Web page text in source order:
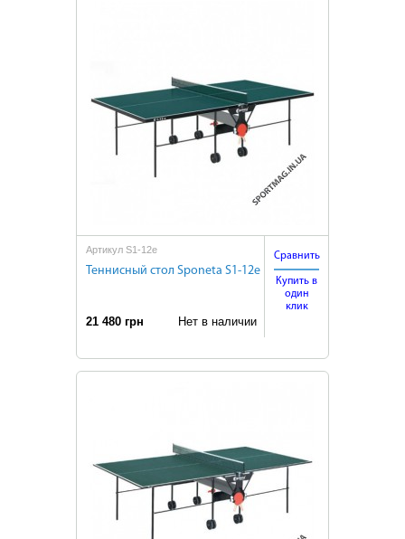
Артикул S1-12e
Теннисный стол Sponeta S1-12e
21 480 грн Нет в наличии
Сравнить
Купить в
один
клик